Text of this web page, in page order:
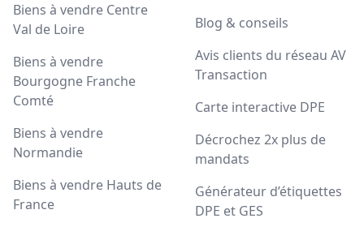
Biens à vendre Centre
Val de Loire
Biens à vendre
Bourgogne Franche
Comté
Biens à vendre
Normandie
Biens à vendre Hauts de
France
Blog & conseils
Avis clients du réseau AV
Transaction
Carte interactive DPE
Décrochez 2x plus de
mandats
Générateur d’étiquettes
DPE et GES